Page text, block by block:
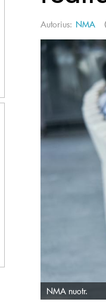
Autorius: NMA
NMA nuotr.